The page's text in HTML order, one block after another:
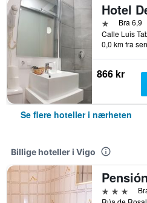
Hotel
1 stjerne
Bra 6,9
0,0 km fra
866 kr
Se flere hoteller i nærheten
Billige hoteller i Vigo
3 stjerner